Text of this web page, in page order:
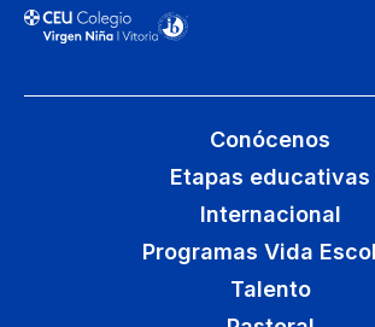
Conócenos
Etapas educativas
Internacional
Programas Vida
Talento